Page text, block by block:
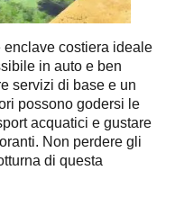
enclave costiera ideale
in auto e ben
servizi di base e un
possono godersi le
acquatici e gustare
Non perdere gli
di questa